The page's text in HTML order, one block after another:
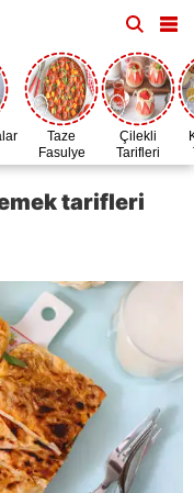
Taze
Fasulye
Zamanı
Çilekli
Tarifleri
tarifleri